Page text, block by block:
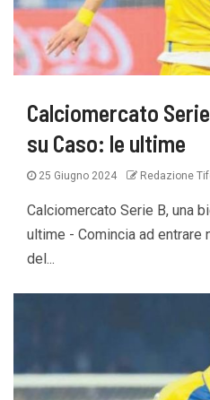
Calciomercato
su Caso: le ultime
25 Giugno 2024 Redazione
Calciomercato Serie B, una
ultime - Comincia ad
del...